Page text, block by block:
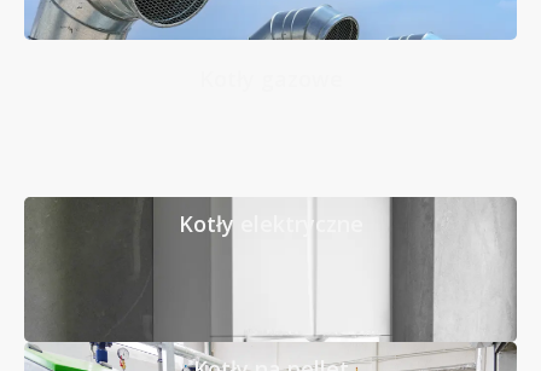
Kotły elektryczne